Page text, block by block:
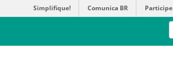
Simplifique! Comunica BR Participe